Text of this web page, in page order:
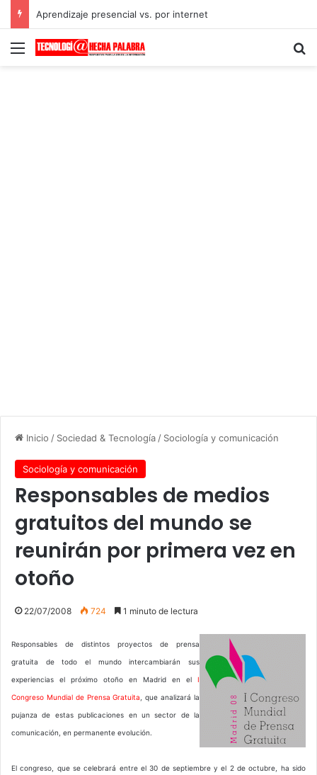
Aprendizaje presencial vs. por internet
Menú
Inicio / Sociedad & Tecnología / Sociología y comunicación
Sociología y comunicación
Responsables de medios
gratuitos del mundo se
reunirán por primera vez en
otoño
22/07/2008 724 1 minuto de lectura
Responsables de distintos proyectos de prensa
gratuita de todo el mundo intercambiarán sus
experiencias el próximo otoño en Madrid en el I
Congreso Mundial de Prensa Gratuita , que analizará la
pujanza de estas publicaciones en un sector de la
comunicación, en permanente evolución.
El congreso, que se celebrará entre el 30 de septiembre y el 2 de octubre, ha sido